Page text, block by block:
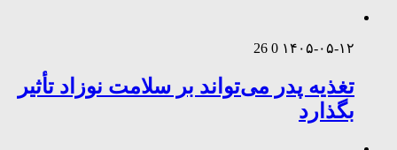
۱۴۰۵-۰۵-۱۲ 0
26
تغذیه پدر می‌تواند بر سلامت نوزاد تأثیر
بگذارد